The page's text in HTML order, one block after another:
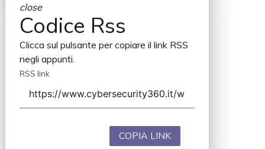
close
Codice Rss
Clicca sul pulsante per copiare il link RSS
negli appunti.
RSS link
COPIA LINK